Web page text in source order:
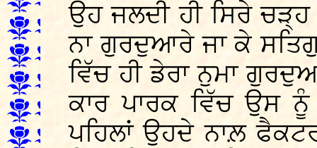
ਉਹ ਜਲਦੀ ਹੀ ਸਿਰੇ
ਨਾ ਗੁਰਦੁਆਰੇ ਜਾ ਕੇ
ਵਿੱਚ ਹੀ ਡੇਰਾ ਨੁਮਾ
ਕਾਰ ਪਾਰਕ ਵਿੱਚ ਉਸ
ਪਹਿਲਾਂ ਉਹਦੇ ਨਾਲ਼